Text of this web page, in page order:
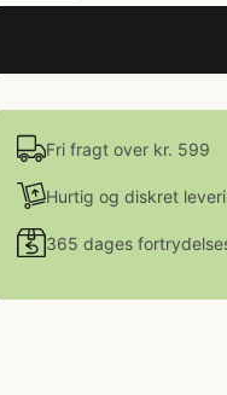
Fri fragt over kr. 599
Hurtig og diskret
365 dages